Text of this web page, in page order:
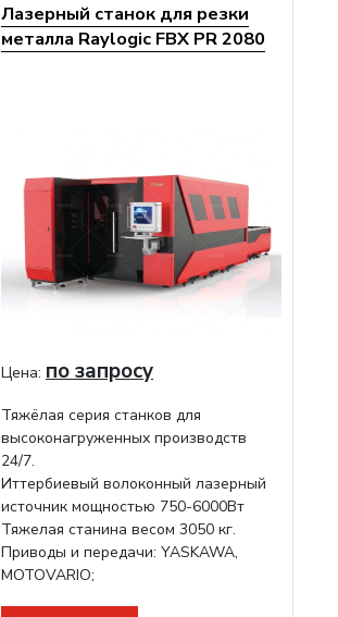
Лазерный станок для резки
металла Raylogic FBX PR 2080
Цена: по запросу
Тяжёлая серия станков для
высоконагруженных производств
24/7.
Иттербиевый волоконный лазерный
источник мощностью 750-6000Вт
Тяжелая станина весом 3050 кг.
Приводы и передачи: YASKAWA,
MOTOVARIO;